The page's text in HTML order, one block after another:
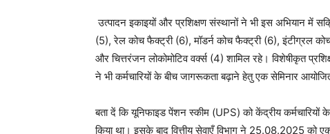
उत्पादन इकाइयों और प्रशिक्षण संस्थानों ने भी इस अभियान में
(5), रेल कोच फैक्ट्री (6), मॉडर्न कोच फैक्ट्री (6), इंटीग्रल
और चित्तरंजन लोकोमोटिव वर्क्स (4) शामिल रहे। विशेषीकृत
ने भी कर्मचारियों के बीच जागरूकता बढ़ाने हेतु एक सेमिनार
बता दें कि यूनिफाइड पेंशन स्कीम (UPS) को केंद्रीय
किया था। इसके बाद वित्तीय सेवाएँ विभाग ने 25.08.2025 को